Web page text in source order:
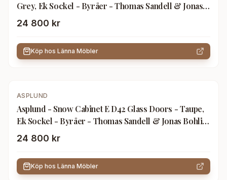
Grey, Ek Sockel - Byråer - Thomas Sandell & Jonas
Bohlin - Grå - Trä
24 800 kr
Köp hos Länna Möbler
ASPLUND
Asplund - Snow Cabinet E D42 Glass Doors - Taupe,
Ek Sockel - Byråer - Thomas Sandell & Jonas Bohlin
- Grå - Trä
24 800 kr
Köp hos Länna Möbler